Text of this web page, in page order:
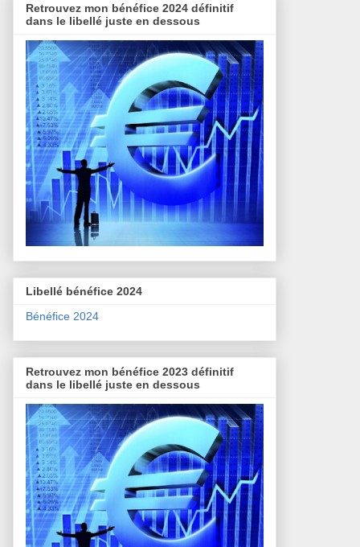
Retrouvez mon bénéfice 2024 définitif
dans le libellé juste en dessous
Libellé bénéfice 2024
Bénéfice 2024
Retrouvez mon bénéfice 2023 définitif
dans le libellé juste en dessous